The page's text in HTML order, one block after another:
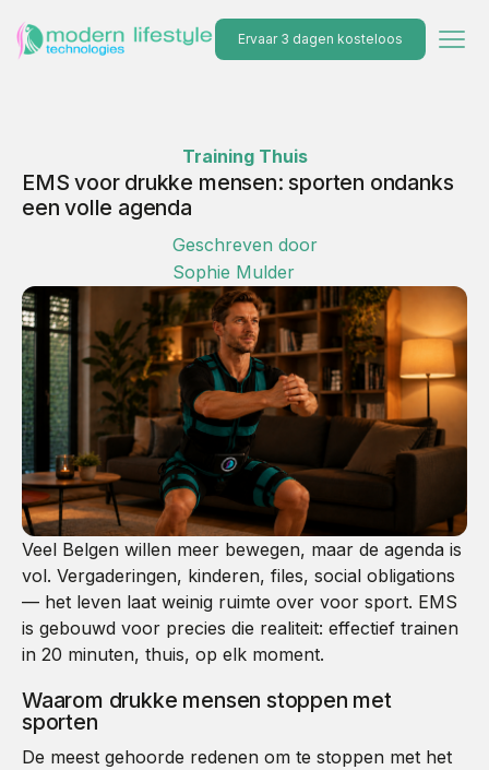
Ervaar 3 dagen kosteloos
Training Thuis
EMS voor drukke mensen: sporten ondanks
een volle agenda
Geschreven door
Sophie Mulder
Veel Belgen willen meer bewegen, maar de agenda is
vol. Vergaderingen, kinderen, files, social obligations
— het leven laat weinig ruimte over voor sport. EMS
is gebouwd voor precies die realiteit: effectief trainen
in 20 minuten, thuis, op elk moment.
Waarom drukke mensen stoppen met
sporten
De meest gehoorde redenen om te stoppen met het